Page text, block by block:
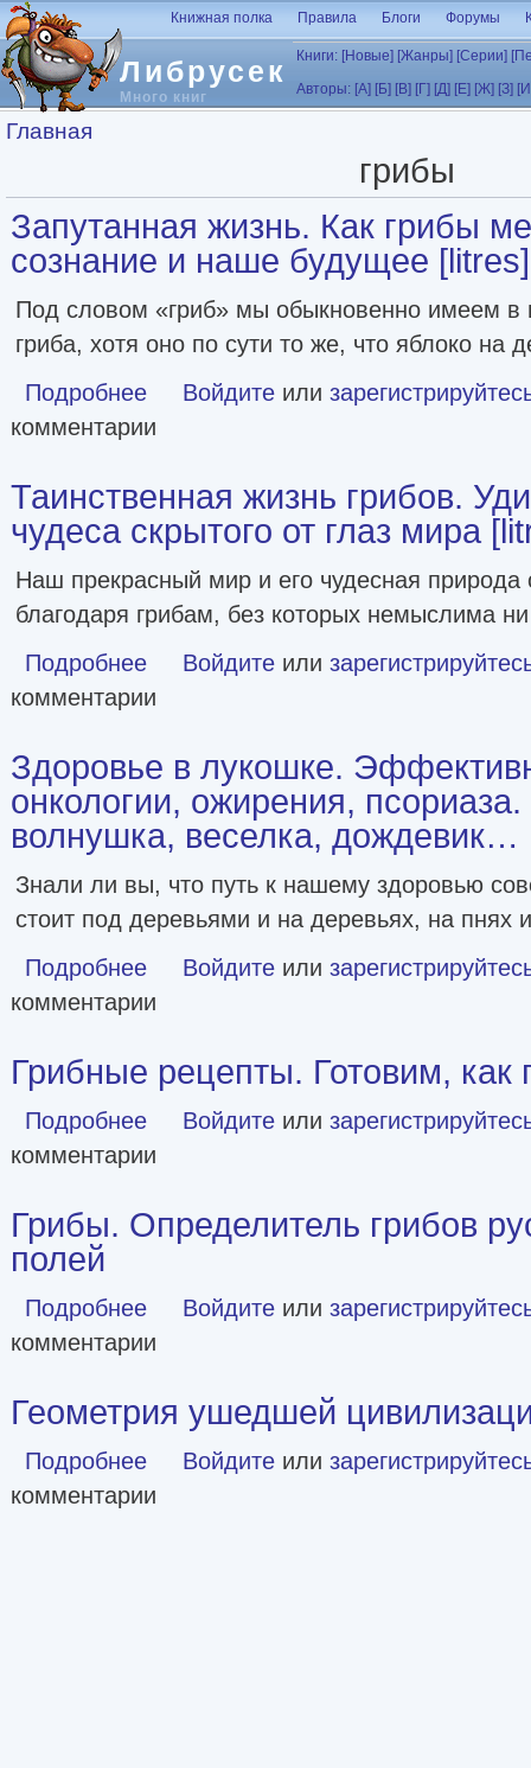
Перейти к основному содержанию
Либрусек
Много книг
Книжная полка Правила Блоги Форумы
Книги: [Новые] [Жанры] [Серии]
Авторы: [А] [Б] [В] [Г] [Д] [Е] [Ж] [З]
Вы здесь
Главная
грибы
Запутанная жизнь. Как грибы
сознание и наше будущее [litres]
Под словом «гриб» мы обыкновенно имеем в
гриба, хотя оно по сути то же, что яблоко на
Подробнее о Запутанная жизнь. Как грибы меняют мир, наше
Войдите или
комментарии
Таинственная жизнь грибов.
чудеса скрытого от глаз мира
Наш прекрасный мир и его чудесная природа
благодаря грибам, без которых немыслима
Подробнее о Таинственная жизнь грибов. Удивительные чудеса
Войдите или
комментарии
Здоровье в лукошке.
онкологии, ожирения, псориаза.
волнушка, веселка, дождевик…
Знали ли вы, что путь к нашему здоровью
стоит под деревьями и на деревьях, на пнях
Подробнее о Здоровье в лукошке. Эффективное лечение
Войдите или
комментарии
Грибные рецепты. Готовим,
Подробнее о Грибные рецепты. Готовим, как профессионалы!
Войдите или
комментарии
Грибы. Определитель грибов
полей
Подробнее о Грибы. Определитель грибов русских лесов и полей
Войдите или
комментарии
Геометрия ушедшей
Подробнее о Геометрия ушедшей цивилизации
Войдите или
комментарии